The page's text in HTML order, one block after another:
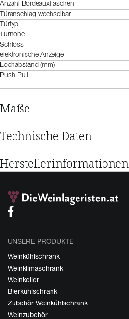
Anzahl Bordeauxflaschen
Türanschlag wechselbar
Türtyp
Türhöhe
Schloss
elektronische Anzeige
Lochabstand (mm)
Push Pull
Maße
Technische Daten
Herstellerinformationen
UNSERE PRODUKTE
Weinkühlschrank
Weinklimaschrank
Weinkeller
Bierkühlschrank
Zubehör Weinkühlschrank
Weinzubehör